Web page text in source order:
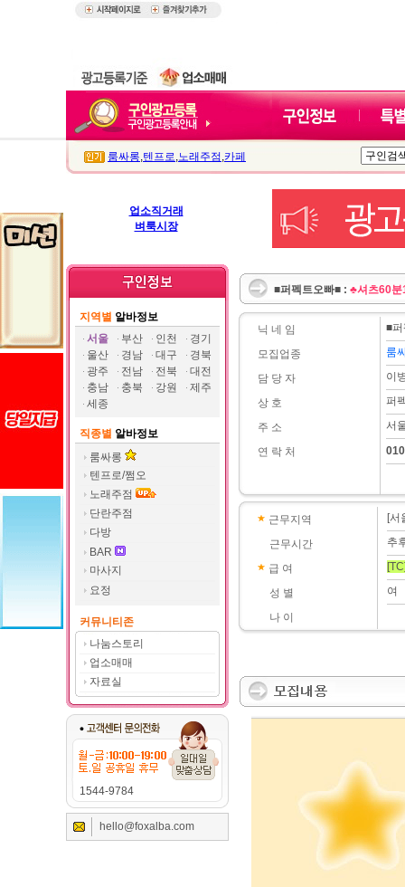
룸싸롱,텐프로,노래주점 ,카페
업소직거래
벼룩시장
지역별 알바정보
서울
부산 인천
경기
울산
경남 대구
경북
광주
전남 전북
대전
충남
충북 강원
제주
세종
직종별 알바정보
룸싸롱
텐프로/쩜오
노래주점
단란주점
다방
BAR
마사지
요정
커뮤니티존
나눔스토리
업소매매
자료실
1544-9784
hello@foxalba.com
■퍼펙트오빠■ : ♣셔츠60분
닉 네 임
모집업종
담 당 자
상 호
주 소
연 락 처
■
룸
이
퍼
서
근무지역
근무시간
급 여
성 별
나 이
[서
추
여